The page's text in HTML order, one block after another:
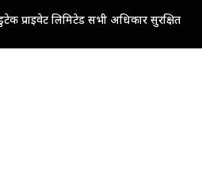
प्राइवेट लिमिटेड सभी अधिकार सुरक्षित